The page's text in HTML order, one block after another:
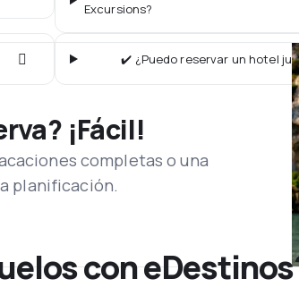
Excursions?
✔️ ¿Puedo reservar un hotel
¡Fácil!
completas o una
planificación.
con